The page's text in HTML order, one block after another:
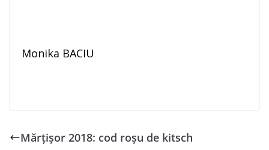
Monika BACIU
Mărţişor 2018: cod roşu de kitsch